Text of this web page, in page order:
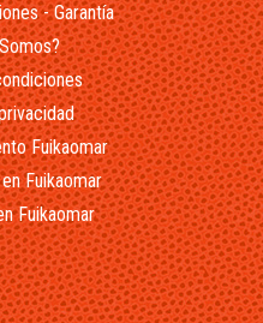
- Garantía
Fuikaomar
Fuikaomar
Fuikaomar